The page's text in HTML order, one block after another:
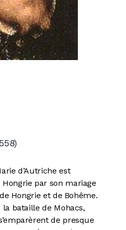
de l’Espagne
13.000 morts), puis
du Sud.
d’Autriche est
par son mariage
Hongrie et de Bohême.
bataille de Mohacs,
de presque